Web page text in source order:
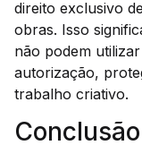
direito exclusivo
obras. Isso
não podem
autorização,
trabalho criativo.
Conclusão